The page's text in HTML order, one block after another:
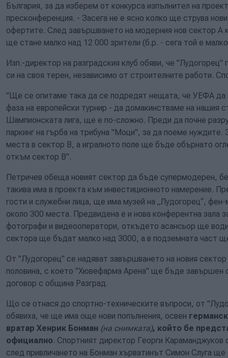
България, за да изберем от конкурса изпълнител на
пресконференция. - Засега не е ясно колко ще струва
офертите. След завършването на модерния нов сектор А
ще стане малко над 12 000 зрители (б.р. - сега той е
Изп.-директор на разградския клуб обяви, че "Лудогорец"
си на своя терен, независимо от строителните работи.
"Ще се опитаме така да се подредят нещата, че УЕФА да
фаза на европейски турнир - да домакинстваме на нашия
Шампионската лига, ще е по-сложно. Преди да почне
паркинг на гърба на трибуна "Моци", за да поеме
места в сектор В, а игралното поле ще бъде обърнато
откъм сектор В".
Петричев обеща новият сектор да бъде супермодерен,
такива има в проекта към инвестиционното намерение.
гости и служебни лица, ще има музей на „Лудогорец“,
около 300 места. Предвидена е и нова конферентна зала
фотографи и видеоопeратори, откъдето асансьор ще
сектора ще бъдат малко над 3000, а в подземната част
От "Лудогорец" се надяват завършването на новия
половина, с което "Хювефарма Арена" ще бъде завършен
договор с община Разград.
Що се отнася до спортно-техническите въпроси, от
обявиха, че ще има още нови попълнения, освен
вратар Хенрик Бонман (на снимката), който бе
официално. Спортният директор Георги Караманджуков
след привличането на Бонман хърватинът Симон Слуга